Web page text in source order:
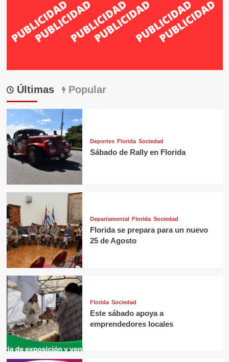
Últimas Popular
Deportes Florida Sociedad
Sábado de Rally en Florida
Departamental Florida Sociedad
Florida se prepara para un nuevo
25 de Agosto
Florida Sociedad
Este sábado apoya a
emprendedores locales